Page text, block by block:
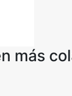
más